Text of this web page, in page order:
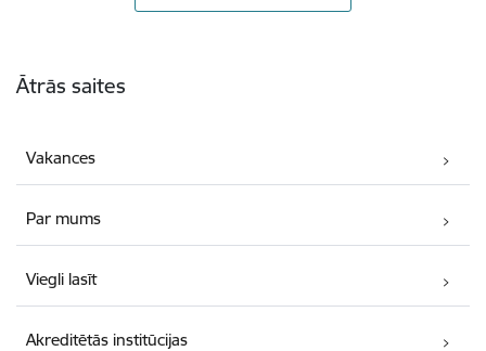
Ātrās saites
Vakances
Par mums
Viegli lasīt
Akreditētās institūcijas